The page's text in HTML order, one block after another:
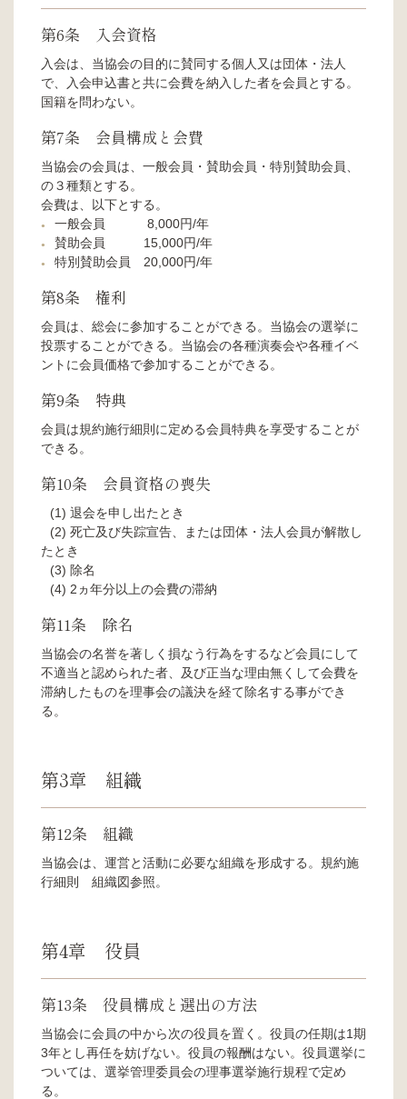
第6条 入会資格
入会は、当協会の目的に賛同する個人又は団体・法人
で、入会申込書と共に会費を納入した者を会員とする。
国籍を問わない。
第7条 会員構成と会費
当協会の会員は、一般会員・賛助会員・特別賛助会員、
の３種類とする。
会費は、以下とする。
一般会員 8,000円/年
賛助会員 15,000円/年
特別賛助会員 20,000円/年
第8条 権利
会員は、総会に参加することができる。当協会の選挙に
投票することができる。当協会の各種演奏会や各種イベ
ントに会員価格で参加することができる。
第9条 特典
会員は規約施行細則に定める会員特典を享受することが
できる。
第10条 会員資格の喪失
退会を申し出たとき
死亡及び失踪宣告、または団体・法人会員が解散し
たとき
除名
2ヵ年分以上の会費の滞納
第11条 除名
当協会の名誉を著しく損なう行為をするなど会員にして
不適当と認められた者、及び正当な理由無くして会費を
滞納したものを理事会の議決を経て除名する事ができ
る。
第3章 組織
第12条 組織
当協会は、運営と活動に必要な組織を形成する。規約施
行細則 組織図参照。
第4章 役員
第13条 役員構成と選出の方法
当協会に会員の中から次の役員を置く。役員の任期は1期
3年とし再任を妨げない。役員の報酬はない。役員選挙に
ついては、選挙管理委員会の理事選挙施行規程で定め
る。